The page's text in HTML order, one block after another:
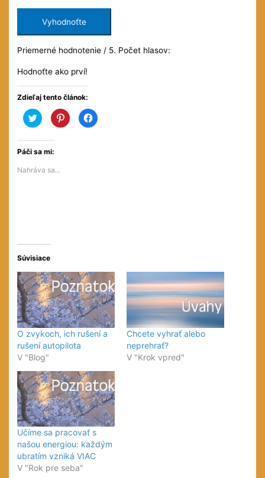
Vyhodnoťte
Priemerné hodnotenie / 5. Počet hlasov:
Hodnoťte ako prví!
Zdieľaj tento článok:
Kliknite
pre
zdieľanie
Twitter(Otvorí
novom
Kliknite
pre
zdieľanie
Kliknite
pre
Páči sa mi:
Nahráva sa...
Súvisiace
O zvykoch, ich rušení a
rušení autopilota
V "Blog"
Chcete vyhrať alebo
neprehrať?
V "Krok vpred"
Učíme sa pracovať s
našou energiou: každým
ubratím vzniká VIAC
V "Rok pre seba"